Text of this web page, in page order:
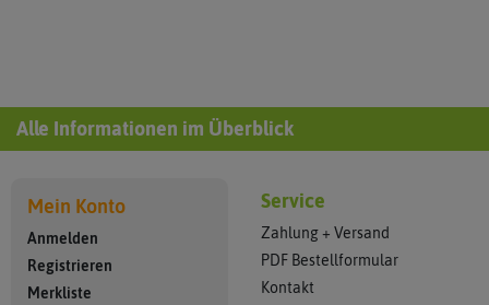
Alle Informationen im Überblick
Mein Konto
Anmelden
Registrieren
Merkliste
Service
Zahlung + Versand
PDF Bestellformular
Kontakt